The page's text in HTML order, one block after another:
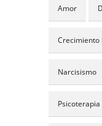
Amor
Crecimiento
Narcisismo
Psicoterapia